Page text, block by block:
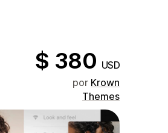
$ 380 USD
por Krown
Themes